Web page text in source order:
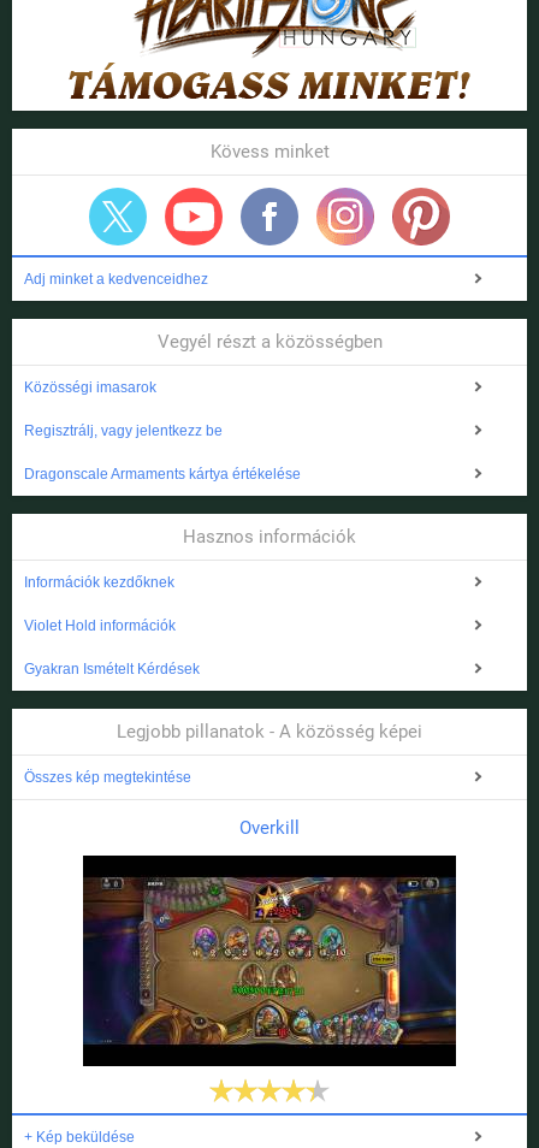
Kövess minket
Adj minket a kedvenceidhez
Vegyél részt a közösségben
Közösségi imasarok
Regisztrálj, vagy jelentkezz be
Dragonscale Armaments kártya értékelése
Hasznos információk
Információk kezdőknek
Violet Hold információk
Gyakran Ismételt Kérdések
Legjobb pillanatok - A közösség képei
Összes kép megtekintése
Overkill
+ Kép beküldése